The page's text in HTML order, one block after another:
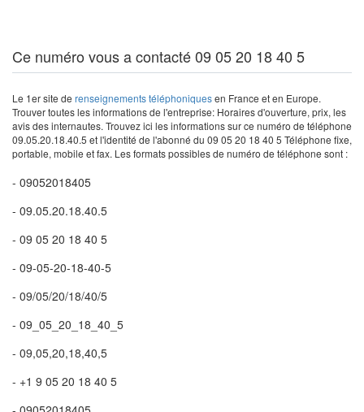
Ce numéro vous a contacté 09 05 20 18 40 5
Le 1er site de renseignements téléphoniquesen France et en Europe.
Trouver toutes les informations de l'entreprise: Horaires d'ouverture, prix, les
avis des internautes. Trouvez ici les informations sur ce numéro de téléphone
09.05.20.18.40.5 et l'identité de l'abonné du 09 05 20 18 40 5 Téléphone fixe,
portable, mobile et fax. Les formats possibles de numéro de téléphone sont :
- 09052018405
- 09.05.20.18.40.5
- 09 05 20 18 40 5
- 09-05-20-18-40-5
- 09/05/20/18/40/5
- 09_05_20_18_40_5
- 09,05,20,18,40,5
- +1 9 05 20 18 40 5